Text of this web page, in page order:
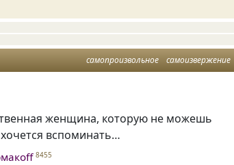
самопроизвольное самоизвержение
женщина, которую не можешь
вспоминать…
8455